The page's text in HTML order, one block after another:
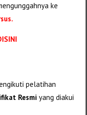
ke
pelatihan
Resmi yang diakui